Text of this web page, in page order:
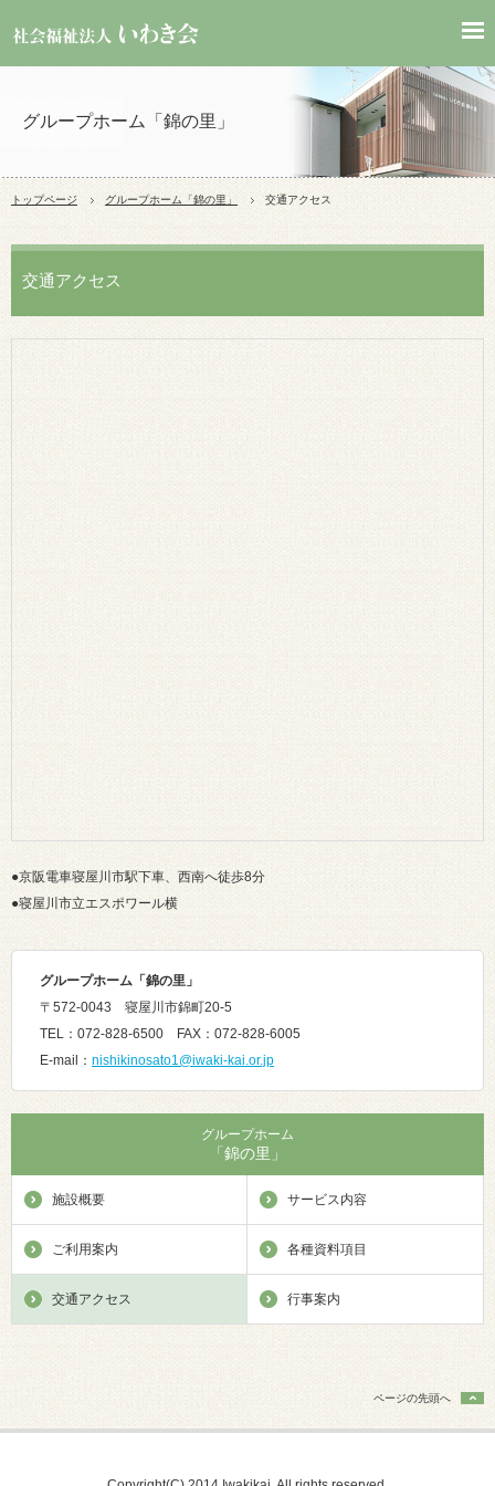
グループホーム「錦の里」
トップページ グループホーム「錦の里」 交通アクセス
交通アクセス
●京阪電車寝屋川市駅下車、西南へ徒歩8分
●寝屋川市立エスポワール横
グループホーム「錦の里 」
〒572-0043 寝屋川市錦町20-5
TEL：072-828-6500 FAX：072-828-6005
E-mail： nishikinosato1@iwaki-kai.or.jp
グループホーム
「錦の里」
施設概要 サービス内容
ご利用案内 各種資料項目
交通アクセス 行事案内
ページの先頭へ